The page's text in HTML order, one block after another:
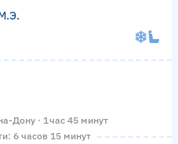
Дону · 1 час 45 минут
6 часов 15 минут